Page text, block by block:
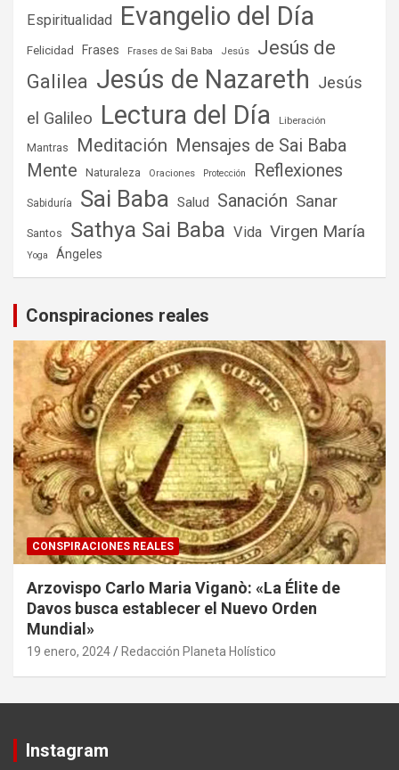
Espiritualidad Evangelio del Día
Felicidad Frases Frases de Sai Baba Jesús
Jesús de
Galilea Jesús de Nazareth Jesús
el Galileo Lectura del Día Liberación
Mantras Meditación Mensajes de Sai Baba
Mente
Naturaleza Oraciones Protección Reflexiones
Sabiduría Sai Baba Salud Sanación Sanar
Santos Sathya Sai Baba Vida Virgen María
Yoga Ángeles
Conspiraciones reales
CONSPIRACIONES REALES
Arzovispo Carlo Maria Viganò: «La Élite de
Davos busca establecer el Nuevo Orden
Mundial»
19 enero, 2024 Redacción Planeta Holístico
Instagram